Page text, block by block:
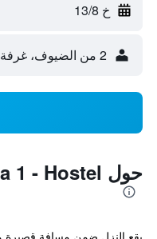
خ 13/8
2 من الضيوف، غرفة واحدة
حول Guest House Kamata 1 - Hostel